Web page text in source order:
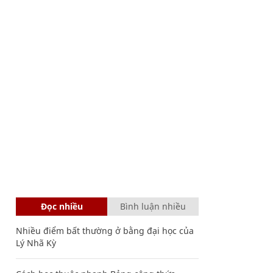
Đọc nhiều Bình luận nhiều
Nhiều điểm bất thường ở bằng đại học của
Lý Nhã Kỳ